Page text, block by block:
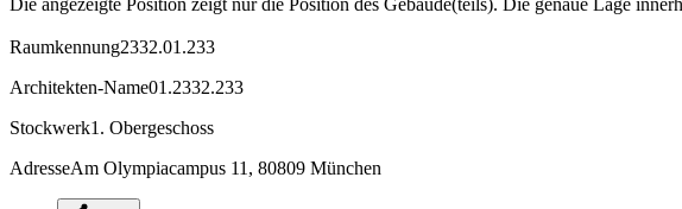
Raumkennung2332.01.233
Architekten-Name01.2332.233
Stockwerk1. Obergeschoss
AdresseAm Olympiacampus 11, 80809 München